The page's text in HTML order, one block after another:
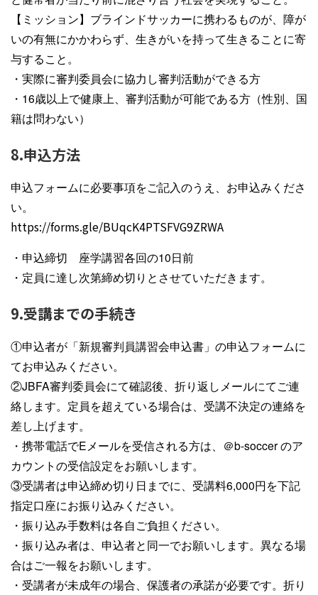
【ミッション】ブラインドサッカーに携わるものが、障が
いの有無にかかわらず、生きがいを持って生きることに寄
与すること。
・実際に審判委員会に協力し審判活動ができる方
・16歳以上で健康上、審判活動が可能である方（性別、国
籍は問わない）
8.申込方法
申込フォームに必要事項をご記入のうえ、お申込みくださ
い。
https://forms.gle/BUqcK4PTSFVG9ZRWA
・申込締切 座学講習各回の10日前
・定員に達し次第締め切りとさせていただきます。
9.受講までの手続き
①申込者が「新規審判員講習会申込書」の申込フォームに
てお申込みください。
②JBFA審判委員会にて確認後、折り返しメールにてご連
絡します。定員を超えている場合は、受講不決定の連絡を
差し上げます。
・携帯電話でEメールを受信される方は、＠b-soccer のア
カウントの受信設定をお願いします。
③受講者は申込締め切り日までに、受講料6,000円を下記
指定口座にお振り込みください。
・振り込み手数料は各自ご負担ください。
・振り込み者は、申込者と同一でお願いします。異なる場
合はご一報をお願いします。
・受講者が未成年の場合、保護者の承諾が必要です。折り